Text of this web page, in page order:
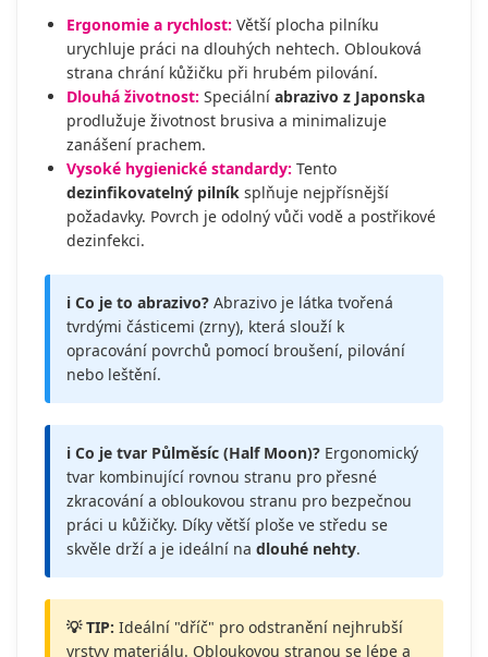
Ergonomie a rychlost: Větší plocha pilníku
urychluje práci na dlouhých nehtech. Oblouková
strana chrání kůžičku při hrubém pilování.
Dlouhá životnost: Speciální abrazivo z Japonska
prodlužuje životnost brusiva a minimalizuje
zanášení prachem.
Vysoké hygienické standardy: Tento
dezinfikovatelný pilník splňuje nejpřísnější
požadavky. Povrch je odolný vůči vodě a postřikové
dezinfekci.
ℹ️ Co je to abrazivo? Abrazivo je látka tvořená
tvrdými částicemi (zrny), která slouží k
opracování povrchů pomocí broušení, pilování
nebo leštění.
ℹ️ Co je tvar Půlměsíc (Half Moon)? Ergonomický
tvar kombinující rovnou stranu pro přesné
zkracování a obloukovou stranu pro bezpečnou
práci u kůžičky. Díky větší ploše ve středu se
skvěle drží a je ideální na dlouhé nehty.
💡 TIP: Ideální "dříč" pro odstranění nejhrubší
vrstvy materiálu. Obloukovou stranou se lépe a